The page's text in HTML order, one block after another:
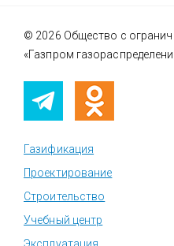
© 2026 Общество с
«Газпром
Газификация
Проектирование
Строительство
Учебный центр